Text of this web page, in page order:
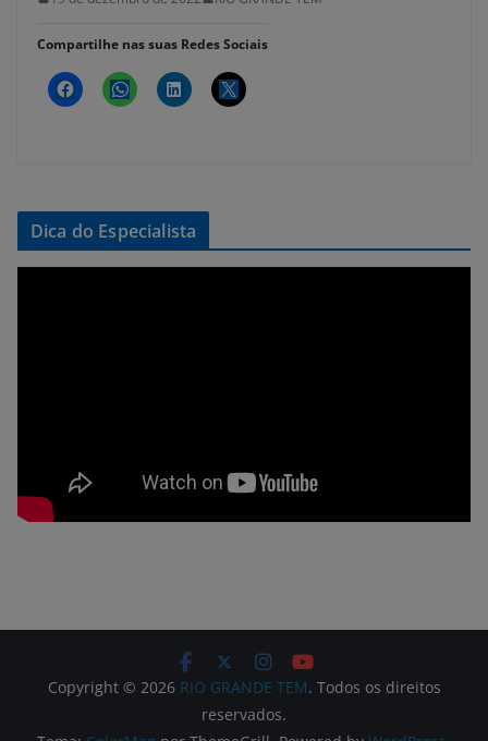
Compartilhe nas suas Redes Sociais
Dica do Especialista
Copyright © 2026 RIO GRANDE TEM. Todos os direitos
reservados.